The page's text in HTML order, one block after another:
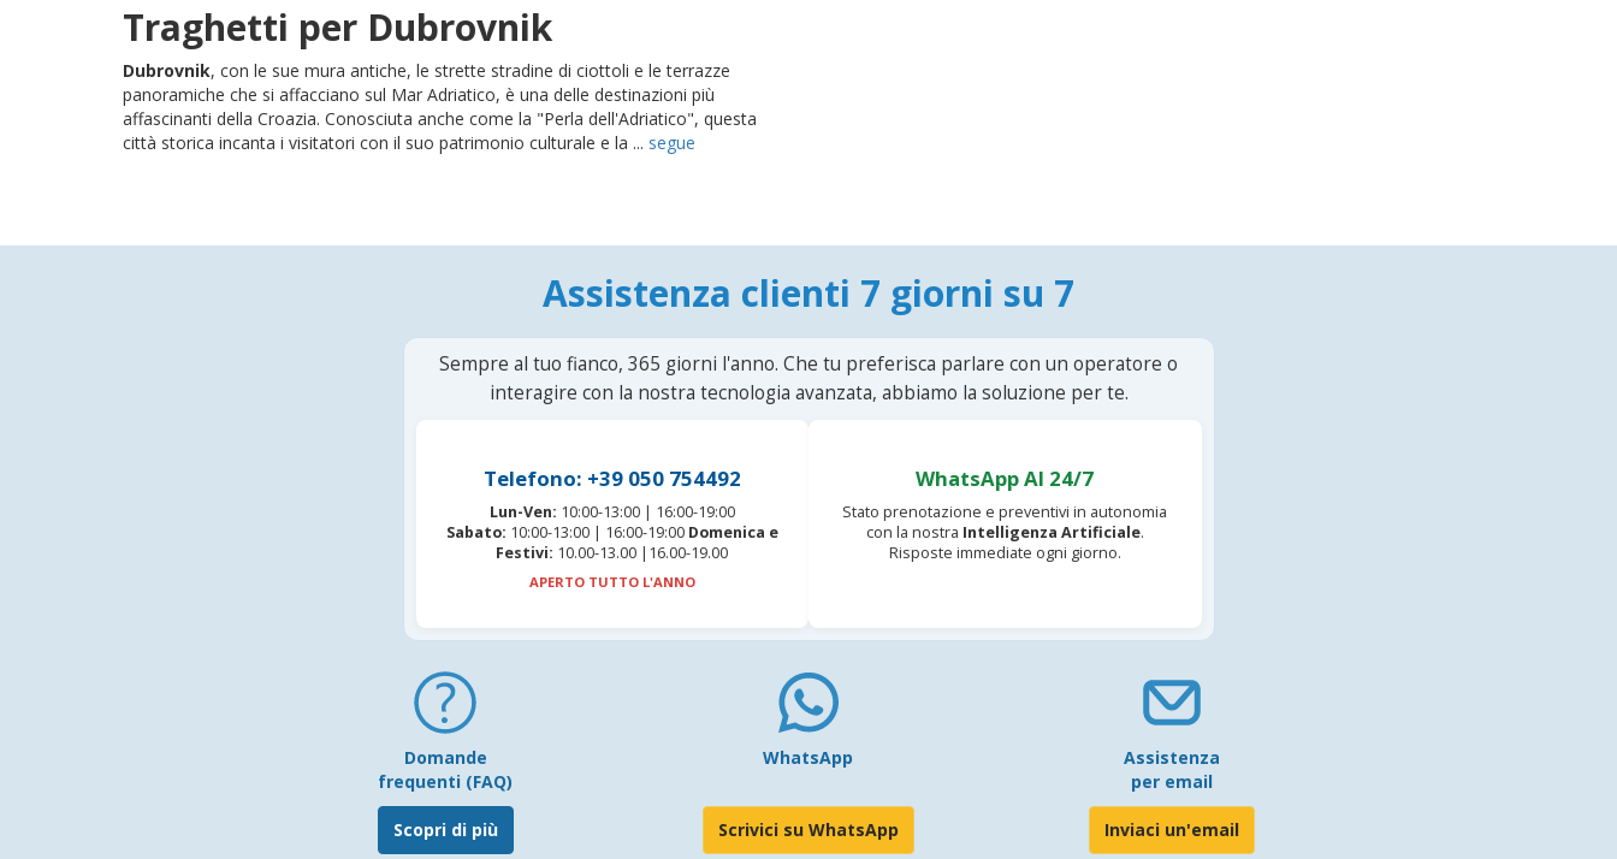
Traghetti per Dubrovnik
Dubrovnik, con le sue mura antiche, le strette stradine di ciottoli e le terrazze
panoramiche che si affacciano sul Mar Adriatico, è una delle destinazioni più
affascinanti della Croazia. Conosciuta anche come la "Perla dell'Adriatico", questa
città storica incanta i visitatori con il suo patrimonio culturale e la ... segue
Assistenza clienti 7 giorni su 7
Sempre al tuo fianco, 365 giorni l'anno. Che tu preferisca parlare con un operatore o
interagire con la nostra tecnologia avanzata, abbiamo la soluzione per te.
Telefono: +39 050 754492
Lun-Ven: 10:00-13:00 | 16:00-19:00
Sabato: 10:00-13:00 | 16:00-19:00 Domenica e
Festivi: 10.00-13.00 |16.00-19.00
APERTO TUTTO L'ANNO
WhatsApp AI 24/7
Stato prenotazione e preventivi in autonomia
con la nostra Intelligenza Artificiale.
Risposte immediate ogni giorno.
Domande
frequenti (FAQ)
Scopri di più
WhatsApp
Scrivici su WhatsApp
Assistenza
per email
Inviaci un'email